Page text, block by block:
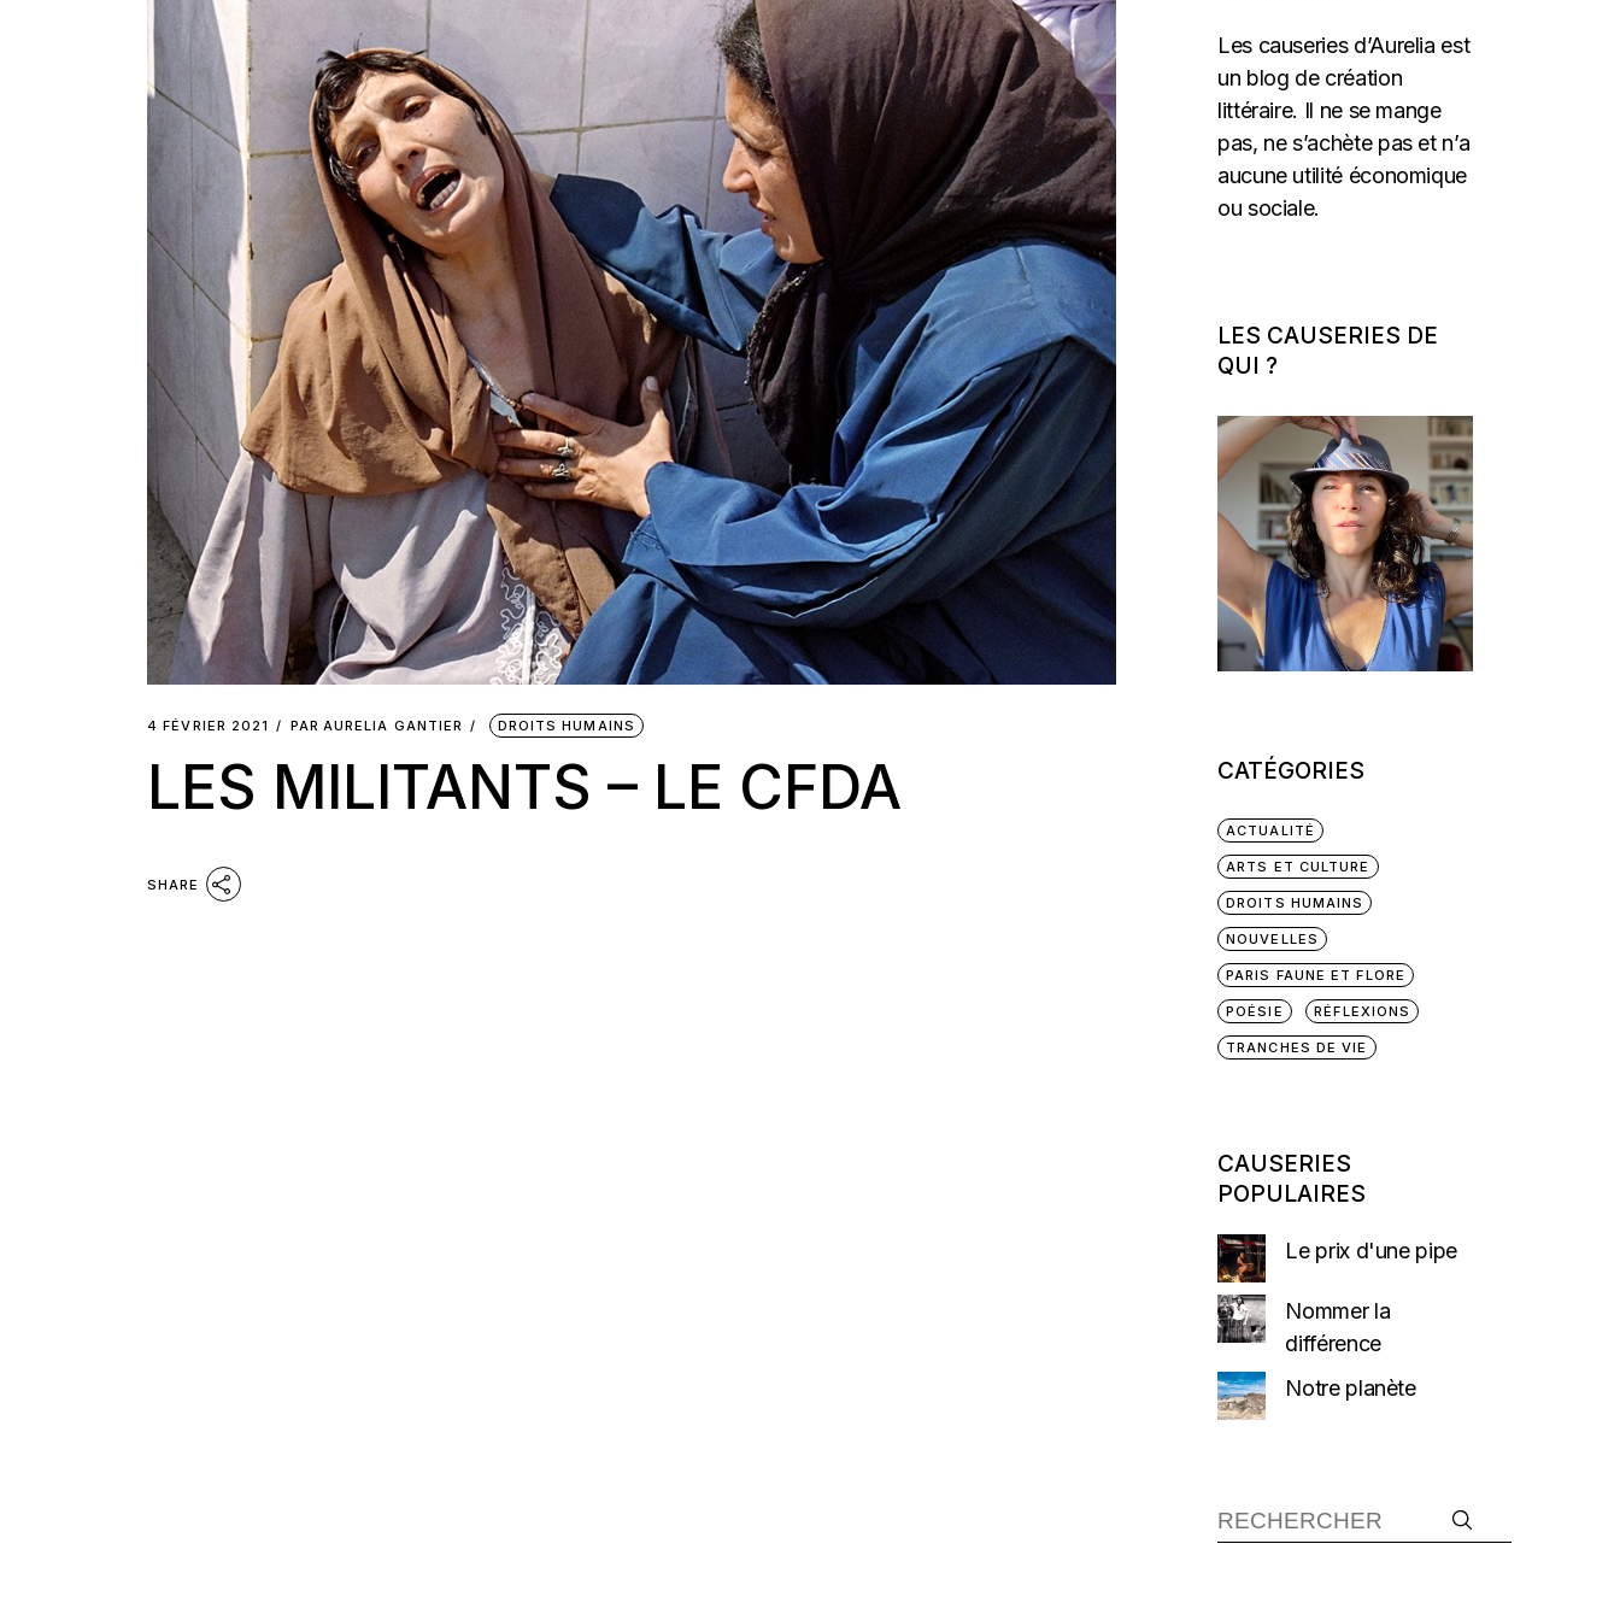
4 FÉVRIER 2021 PAR AURELIA GANTIER DROITS HUMAINS
LES MILITANTS – LE CFDA
SHARE
Les causeries d’Aurelia est
un blog de création
littéraire. Il ne se mange
pas, ne s’achète pas et n’a
aucune utilité économique
ou sociale.
LES CAUSERIES DE
QUI ?
CATÉGORIES
ACTUALITÉ
ARTS ET CULTURE
DROITS HUMAINS
NOUVELLES
PARIS FAUNE ET FLORE
POÉSIE RÉFLEXIONS
TRANCHES DE VIE
CAUSERIES
POPULAIRES
Le prix d'une pipe
Nommer la
différence
Notre planète
Recherche :